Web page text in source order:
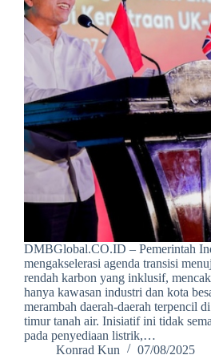
DMBGlobal.CO.ID – Pemerintah
mengakselerasi agenda transisi
rendah karbon yang inklusif,
hanya kawasan industri dan kota
merambah daerah-daerah terpencil
timur tanah air. Inisiatif ini tidak
pada penyediaan listrik,…
Konrad Kun
07/08/2025